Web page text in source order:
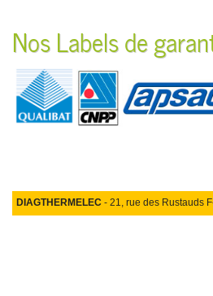
Nos Labels de
DIAGTHERMELEC - 21, rue des Rustauds